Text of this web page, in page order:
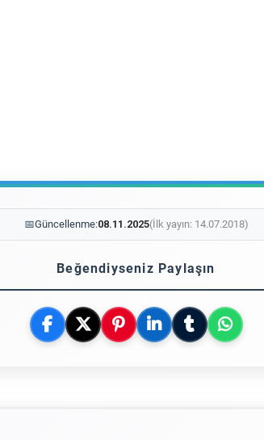
📅Güncellenme:08.11.2025(İlk yayın: 14.07.2018)
Beğendiyseniz Paylaşın